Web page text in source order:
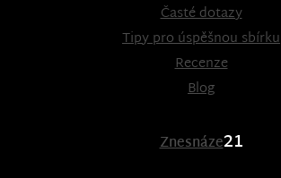
Časté dotazy
Tipy pro úspěšnou sbírku
Recenze
Blog
Znesnáze21